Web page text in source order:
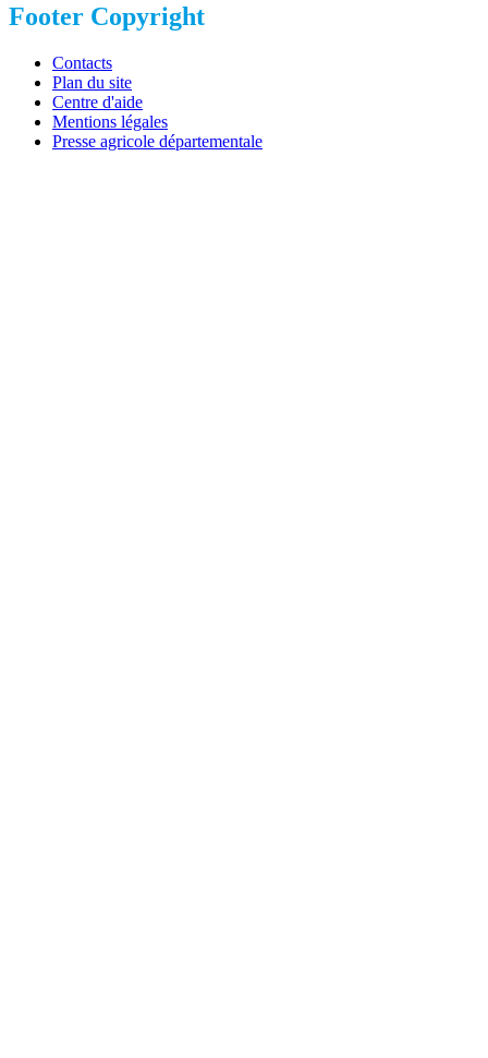
Footer Copyright
Contacts
Plan du site
Centre d'aide
Mentions légales
Presse agricole départementale